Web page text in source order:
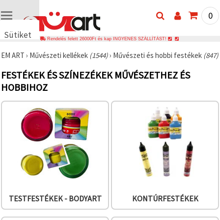
Sütiket
🍪 Cookie-
hasonló
technológiákat
használunk
biztosítsuk
a weboldal
megfelelő
javítsuk az
felhasználói
élményét,
hozzájárulásával
elemezzük
a
forgalmat,
0
Rendelés felett 26000Ft és kap INGYENES SZÁLLÍTÁST!
EM ART › Művészeti kellékek (1544)› Művészeti és hobbi festékek (847)
FESTÉKEK ÉS SZÍNEZÉKEK MŰVÉSZETHEZ ÉS
HOBBIHOZ
TESTFESTÉKEK - BODYART KONTÚRFESTÉKEK